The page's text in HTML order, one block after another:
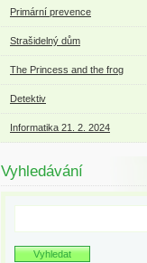
Primární prevence
Strašidelný dům
The Princess and the frog
Detektiv
Informatika 21. 2. 2024
Vyhledávání